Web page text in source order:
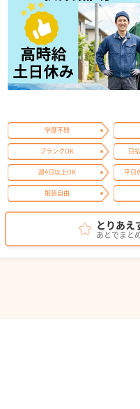
学歴不問
ブランクOK 日
週4日以上OK 平日
服装自由
とりあえ
あとでまと